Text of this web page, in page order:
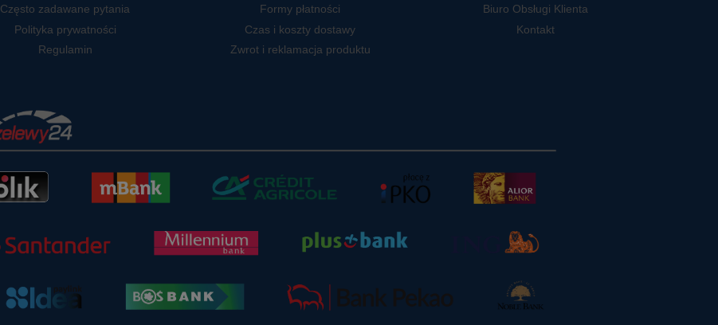
Często zadawane pytania
Polityka prywatności
Regulamin
Formy płatności
Czas i koszty dostawy
Zwrot i reklamacja produktu
Biuro Obsługi Klienta
Kontakt